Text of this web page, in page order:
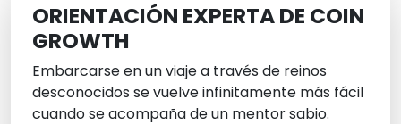
ORIENTACIÓN EXPERTA DE COIN
GROWTH
Embarcarse en un viaje a través de reinos
desconocidos se vuelve infinitamente más fácil
cuando se acompaña de un mentor sabio.